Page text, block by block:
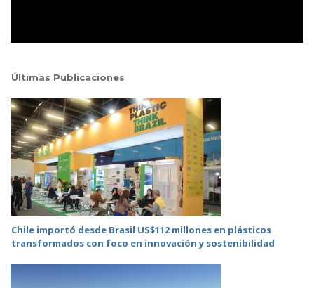
Últimas Publicaciones
Chile importó desde Brasil US$112 millones en plásticos
transformados con foco en innovación y sostenibilidad